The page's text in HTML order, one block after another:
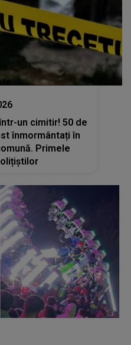
un cimitir! 50 de
înmormântați în
Primele